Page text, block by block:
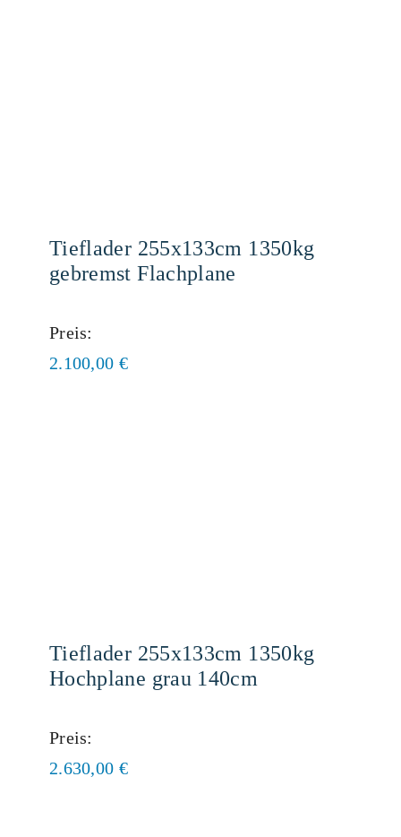
Tieflader 255x133cm 1350kg
gebremst Flachplane
Preis:
2.100,00 €
Tieflader 255x133cm 1350kg
Hochplane grau 140cm
Preis:
2.630,00 €